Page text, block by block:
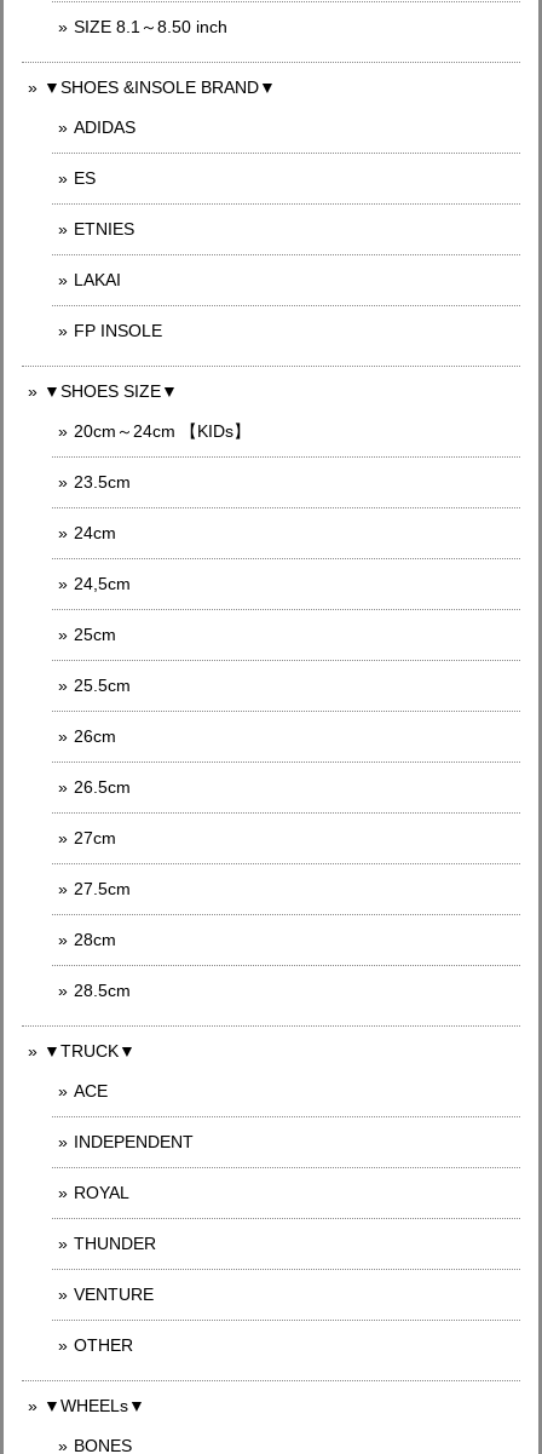
SIZE 8.1～8.50 inch
▼SHOES &INSOLE BRAND▼
ADIDAS
ES
ETNIES
LAKAI
FP INSOLE
▼SHOES SIZE▼
20cm～24cm 【KIDs】
23.5cm
24cm
24,5cm
25cm
25.5cm
26cm
26.5cm
27cm
27.5cm
28cm
28.5cm
▼TRUCK▼
ACE
INDEPENDENT
ROYAL
THUNDER
VENTURE
OTHER
▼WHEELs▼
BONES